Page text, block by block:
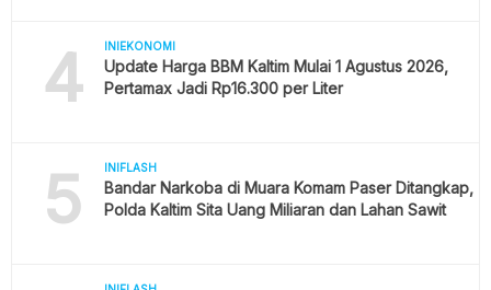
4 INIEKONOMI
Update Harga BBM Kaltim Mulai 1 Agustus 2026,
Pertamax Jadi Rp16.300 per Liter
5 INIFLASH
Bandar Narkoba di Muara Komam Paser Ditangkap,
Polda Kaltim Sita Uang Miliaran dan Lahan Sawit